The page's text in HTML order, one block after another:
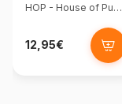
HOP - House of Puzzles
12,95€